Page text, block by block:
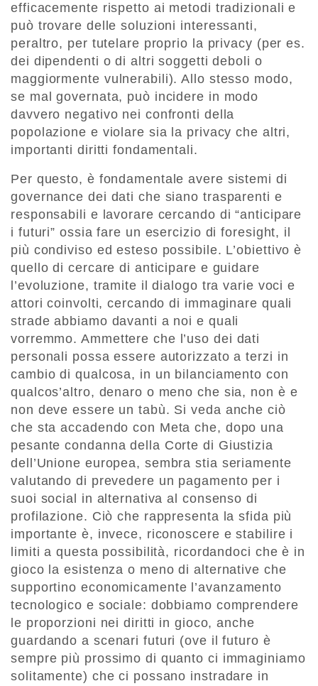
efficacemente rispetto ai metodi tradizionali e
può trovare delle soluzioni interessanti,
peraltro, per tutelare proprio la privacy (per es.
dei dipendenti o di altri soggetti deboli o
maggiormente vulnerabili). Allo stesso modo,
se mal governata, può incidere in modo
davvero negativo nei confronti della
popolazione e violare sia la privacy che altri,
importanti diritti fondamentali.
Per questo, è fondamentale avere sistemi di
governance dei dati che siano trasparenti e
responsabili e lavorare cercando di “anticipare
i futuri” ossia fare un esercizio di foresight, il
più condiviso ed esteso possibile. L’obiettivo è
quello di cercare di anticipare e guidare
l’evoluzione, tramite il dialogo tra varie voci e
attori coinvolti, cercando di immaginare quali
strade abbiamo davanti a noi e quali
vorremmo. Ammettere che l’uso dei dati
personali possa essere autorizzato a terzi in
cambio di qualcosa, in un bilanciamento con
qualcos’altro, denaro o meno che sia, non è e
non deve essere un tabù. Si veda anche ciò
che sta accadendo con Meta che, dopo una
pesante condanna della Corte di Giustizia
dell’Unione europea, sembra stia seriamente
valutando di prevedere un pagamento per i
suoi social in alternativa al consenso di
profilazione. Ciò che rappresenta la sfida più
importante è, invece, riconoscere e stabilire i
limiti a questa possibilità, ricordandoci che è in
gioco la esistenza o meno di alternative che
supportino economicamente l’avanzamento
tecnologico e sociale: dobbiamo comprendere
le proporzioni nei diritti in gioco, anche
guardando a scenari futuri (ove il futuro è
sempre più prossimo di quanto ci immaginiamo
solitamente) che ci possano instradare in